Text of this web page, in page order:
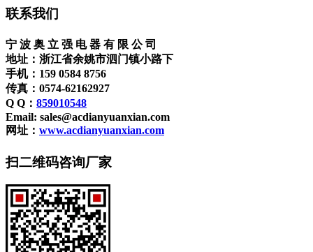
联系我们
宁 波 奥 立 强 电 器 有 限 公 司
地址：浙江省余姚市泗门镇小路下
手机：159 0584 8756
传真：0574-62162927
Q Q： 859010548
Email: sales@acdianyuanxian.com
网址： www.acdianyuanxian.com
扫二维码咨询厂家